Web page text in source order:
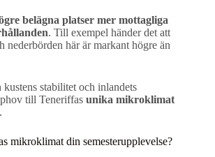
belägna platser mer mottagliga
. Till exempel händer det att
nederbörden här är markant högre än
stabilitet och inlandets
till Teneriffas unika mikroklimat
mikroklimat din semesterupplevelse?